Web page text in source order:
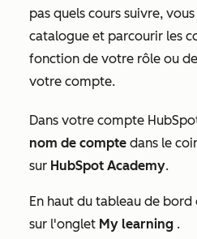
pas quels cours suivre,
catalogue et parcourir les
fonction de votre rôle ou
votre compte.
Dans votre compte
nom de compte dans le
sur HubSpot Academy.
En haut du tableau de
sur l'onglet My learning .